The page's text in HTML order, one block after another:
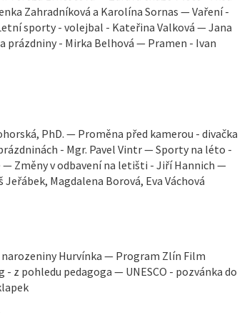
Zahradníková a Karolína Sornas — Vaření -
sporty - volejbal - Kateřina Valková — Jana
prázdniny - Mirka Belhová — Pramen - Ivan
PhD. — Proměna před kamerou - divačka
- Mgr. Pavel Vintr — Sporty na léto -
— Změny v odbavení na letišti - Jiří Hannich —
Magdalena Borová, Eva Váchová
Hurvínka — Program Zlín Film
z pohledu pedagoga — UNESCO - pozvánka do